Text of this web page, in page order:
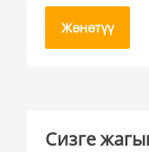
Жөнөтүү
Сизге